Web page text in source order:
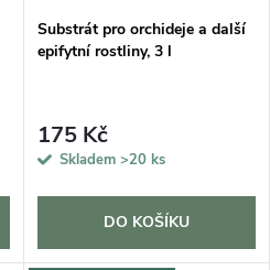
Substrát pro orchideje a další
epifytní rostliny, 3 l
175 Kč
Skladem >20 ks
DO KOŠÍKU